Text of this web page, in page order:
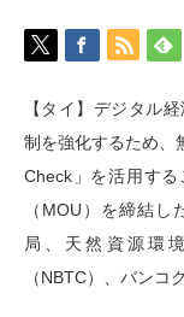
【タイ】デジタル
制を強化するため、
Check」を活用す
（MOU）を締結
局、天然資源環
（NBTC）、バンコ